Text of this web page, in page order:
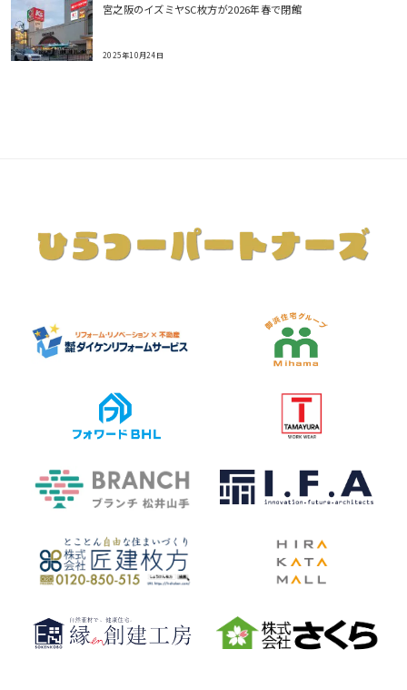
宮之阪のイズミヤSC枚方が2026年春で閉館
2025年10月24日